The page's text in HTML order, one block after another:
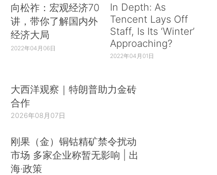
向松祚：宏观经济70
讲，带你了解国内外
经济大局
2022年04月06日
In Depth: As
Tencent Lays Off
Staff, Is Its ‘Winter’
Approaching?
2022年04月01日
大西洋观察｜特朗普助力金砖
合作
2026年08月07日
刚果（金）铜钴精矿禁令扰动
市场 多家企业称暂无影响 | 出
海·政策